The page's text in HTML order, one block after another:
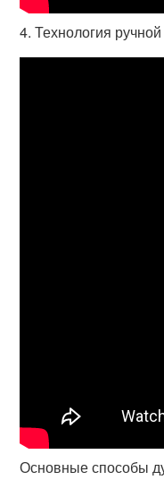
4. Технология
Основные способы